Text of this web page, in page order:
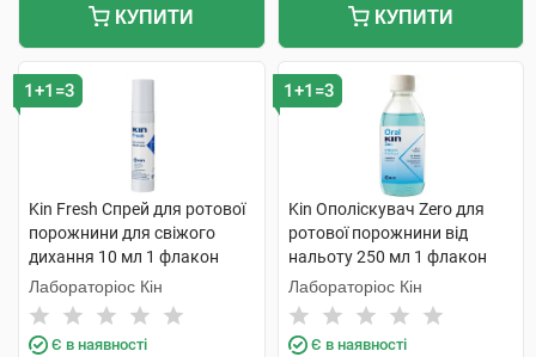
КУПИТИ КУПИТИ
1+1=3
Kin Fresh Спрей для ротової
порожнини для свіжого
дихання 10 мл 1 флакон
Лабораторіос Кін
Є в наявності
1+1=3
Kin Ополіскувач Zero для
ротової порожнини від
нальоту 250 мл 1 флакон
Лабораторіос Кін
Є в наявності